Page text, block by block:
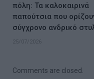
πόλη: Τα καλοκαιρινά
παπούτσια που
σύγχρονο ανδρικό
25/07/2026
Comments are closed.